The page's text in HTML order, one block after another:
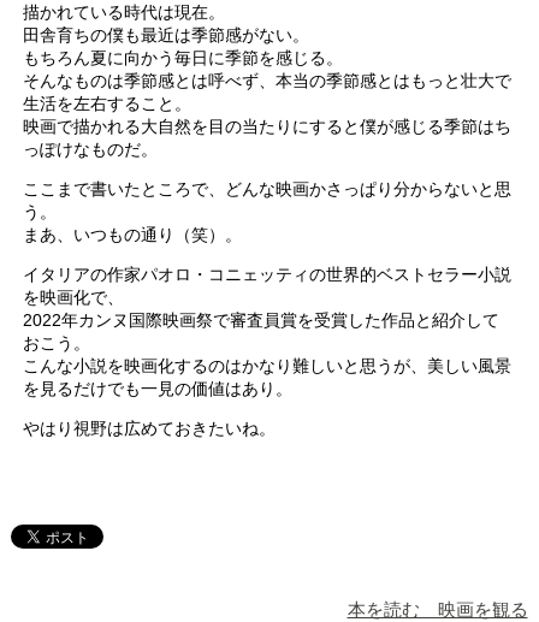
描かれている時代は現在。
田舎育ちの僕も最近は季節感がない。
もちろん夏に向かう毎日に季節を感じる。
そんなものは季節感とは呼べず、本当の季節感とはもっと壮大で
生活を左右すること。
映画で描かれる大自然を目の当たりにすると僕が感じる季節はち
っぽけなものだ。
ここまで書いたところで、どんな映画かさっぱり分からないと思
う。
まあ、いつもの通り（笑）。
イタリアの作家パオロ・コニェッティの世界的ベストセラー小説
を映画化で、
2022年カンヌ国際映画祭で審査員賞を受賞した作品と紹介して
おこう。
こんな小説を映画化するのはかなり難しいと思うが、美しい風景
を見るだけでも一見の価値はあり。
やはり視野は広めておきたいね。
本を読む 映画を観る